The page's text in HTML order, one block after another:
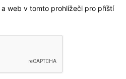
a web v tomto prohlížeči pro příští